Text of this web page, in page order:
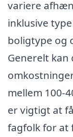
variere
inklusive
boligtype og
Generelt
mellem 100-
er vigtigt at
fagfolk for at